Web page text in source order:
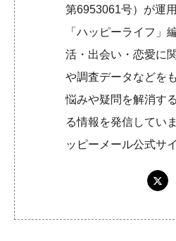
第6953061号）が運
「ハッピーライフ」
活・出会い・恋愛に
や調査データなどを
悩みや疑問を解消す
る情報を発信し
ッピーメール公式サ